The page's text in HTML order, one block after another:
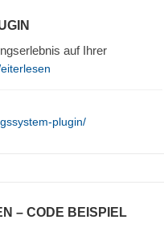
auf Ihrer
plugin/
– CODE BEISPIEL